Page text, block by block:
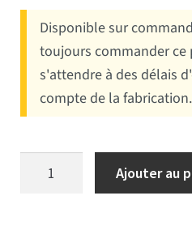
Disponible sur
toujours commander
s'attendre à des délais
compte de la fabrication.
quantité de Drapeau de
Ajouter au